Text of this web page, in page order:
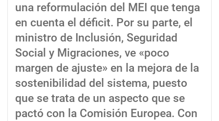
una reformulación del MEI que tenga
en cuenta el déficit. Por su parte, el
ministro de Inclusión, Seguridad
Social y Migraciones, ve «poco
margen de ajuste» en la mejora de la
sostenibilidad del sistema, puesto
que se trata de un aspecto que se
pactó con la Comisión Europea. Con